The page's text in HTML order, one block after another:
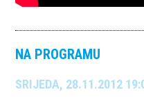
NA PROGRAMU
SRIJEDA, 28.11.2012